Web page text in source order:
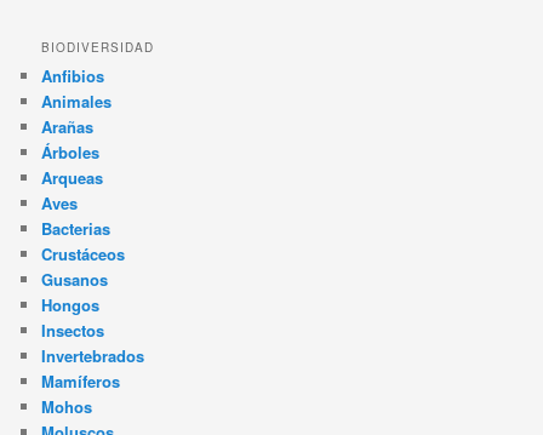
BIODIVERSIDAD
Anfibios
Animales
Arañas
Árboles
Arqueas
Aves
Bacterias
Crustáceos
Gusanos
Hongos
Insectos
Invertebrados
Mamíferos
Mohos